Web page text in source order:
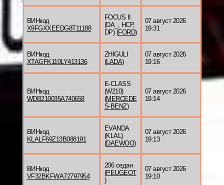
ВИНкод
X9FGXXEEDG8T11188
FOCUS II
(DA_, HCP,
DP) (FORD)
07 август 2026
19:31
ВИНкод
XTAGFK110LY413136
ZHIGULI
(LADA)
07 август 2026
19:16
ВИНкод
WDB210035A740658
E-CLASS
(W210)
(MERCEDE
S-BENZ)
07 август 2026
19:14
ВИНкод
KLALF69Z13B088191
EVANDA
(KLAL)
(DAEWOO)
07 август 2026
19:13
ВИНкод
VF32BKFWA72797954
206 седан
(PEUGEOT
)
07 август 2026
19:10